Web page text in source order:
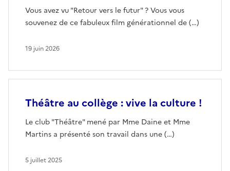
Vous avez vu "Retour vers le futur" ? Vous vous
souvenez de ce fabuleux film générationnel de (…)
19 juin 2026
Théâtre au collège : vive la culture !
Le club "Théâtre" mené par Mme Daine et Mme
Martins a présenté son travail dans une (…)
5 juillet 2025